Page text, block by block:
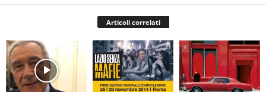
Articoli correlati